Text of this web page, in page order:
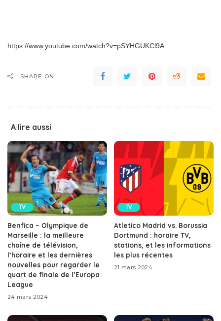
https://www.youtube.com/watch?v=pSYHGUKCl9A
SHARE ON
A lire aussi
TV
Benfica – Olympique de
Marseille : la meilleure
chaîne de télévision,
l’horaire et les dernières
nouvelles pour regarder le
quart de finale de l’Europa
League
24 mars 2024
TV
Atletico Madrid vs. Borussia
Dortmund : horaire TV,
stations, et les informations
les plus récentes
21 mars 2024